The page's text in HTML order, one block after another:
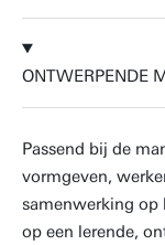
ONTWERPENDE
Passend bij de
vormgeven,
samenwerking op
op een lerende,